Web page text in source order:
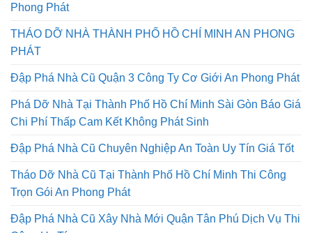
Phong Phát
THÁO DỠ NHÀ THÀNH PHỐ HỒ CHÍ MINH AN PHONG
PHÁT
Đập Phá Nhà Cũ Quận 3 Công Ty Cơ Giới An Phong Phát
Phá Dỡ Nhà Tại Thành Phố Hồ Chí Minh Sài Gòn Báo Giá
Chi Phí Thấp Cam Kết Không Phát Sinh
Đập Phá Nhà Cũ Chuyên Nghiệp An Toàn Uy Tín Giá Tốt
Tháo Dỡ Nhà Cũ Tại Thành Phố Hồ Chí Minh Thi Công
Trọn Gói An Phong Phát
Đập Phá Nhà Cũ Xây Nhà Mới Quận Tân Phú Dịch Vụ Thi